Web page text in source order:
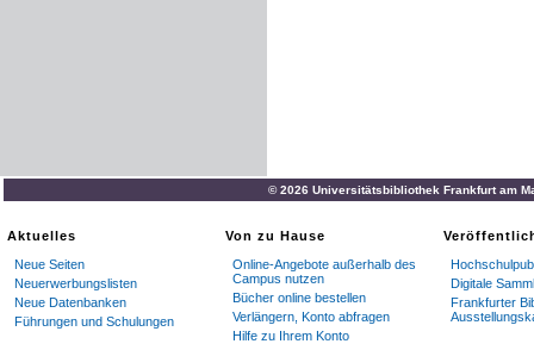
© 2026 Universitätsbibliothek Frankfurt am
Aktuelles
Neue Seiten
Neuerwerbungslisten
Neue Datenbanken
Führungen und Schulungen
Von zu Hause
Online-Angebote außerhalb des
Campus nutzen
Bücher online bestellen
Verlängern, Konto abfragen
Hilfe zu Ihrem Konto
Digitale
Frankfurter